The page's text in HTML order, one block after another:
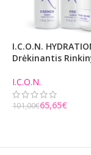
I.C.O.N.
Drėkinantis
I.C.O.N.
101,00€65,65€